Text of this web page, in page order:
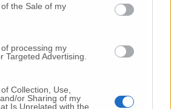
the Sale of my
processing my
Targeted Advertising.
Collection, Use,
or Sharing of my
Is Unrelated with the
«Lo stesso ministro ha
di individuare strutture
tornare gli ospedali alla
può poi escludere a fine
struttura dedicata,